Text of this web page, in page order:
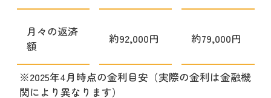
月々の返済
額
約92,000円 約79,000円
※2025年4月時点の金利目安（実際の金利は金融機
関により異なります）